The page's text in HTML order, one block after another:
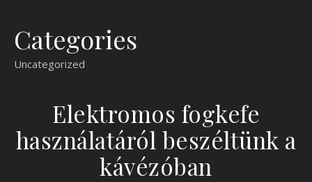
Categories
Uncategorized
Elektromos fogkefe
használatáról beszéltünk a
kávézóban